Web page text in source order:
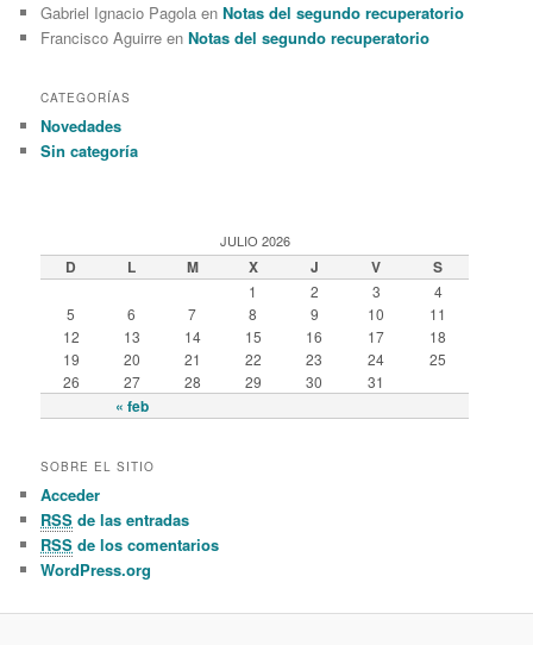
Gabriel Ignacio Pagola enNotas del segundo recuperatorio
Francisco Aguirre enNotas del segundo recuperatorio
CATEGORÍAS
Novedades
Sin categoría
JULIO 2026
D L M X J V S
« feb
1 2 3
4
5
6 7 8 9 10
11
12
13 14 15 16 17
18
19
20 21 22 23 24
25
26
27 28 29 30 31
SOBRE EL SITIO
Acceder
RSS de las entradas
RSS de los comentarios
WordPress.org